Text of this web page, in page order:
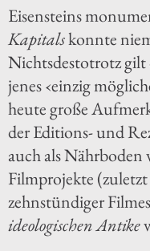
Eisensteins
Kapitalskonnte
Nichtsdestotrotz gilt
jenes ‹einzig
heute große
der Editions- und
auch als Nährboden
Filmprojekte
zehnstündiger
ideologischen Antike